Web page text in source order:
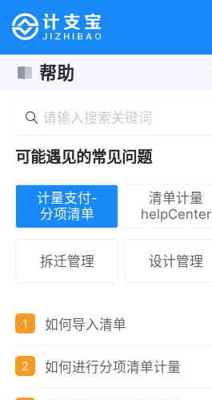
帮助
可能遇见的常见问题
计量支付-
分项清单
清单计量
helpCenter
拆迁管理 设计管理
1 如何导入清单
2 如何进行分项清单计量